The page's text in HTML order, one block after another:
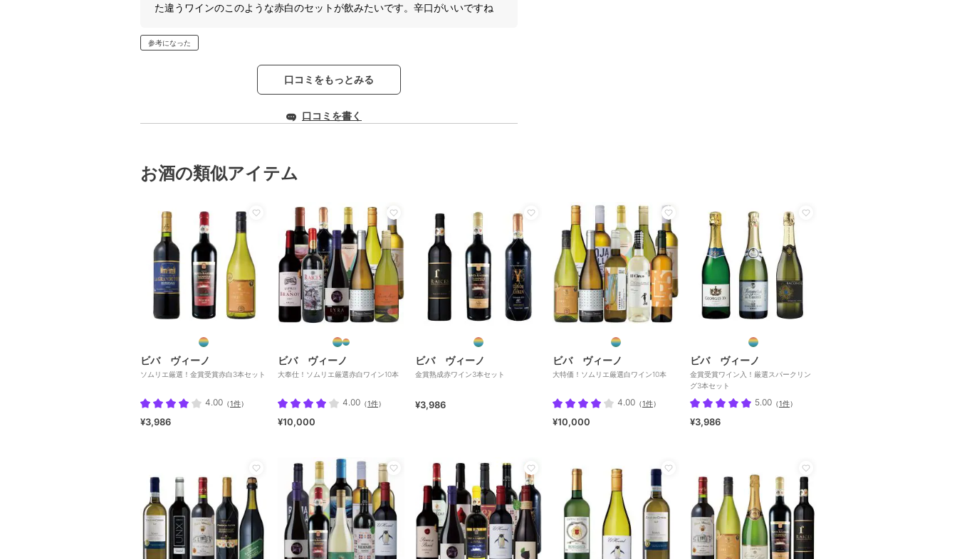
た違うワインのこのような赤白のセットが飲みたいです。辛口がいいですね
参考になった
口コミをもっとみる
口コミを書く
お酒の類似アイテム
ビバ ヴィーノ
ソムリエ厳選！金賞受賞赤白3本セット
4.00 （1件）
¥3,986
ビバ ヴィーノ
大奉仕！ソムリエ厳選赤白ワイン10本
4.00 （1件）
¥10,000
ビバ ヴィーノ
金賞熟成赤ワイン3本セット
¥3,986
ビバ ヴィーノ
大特価！ソムリエ厳選白ワイン10本
4.00 （1件）
¥10,000
ビバ ヴィーノ
金賞受賞ワイン入！厳選スパークリン
グ3本セット
5.00 （1件）
¥3,986